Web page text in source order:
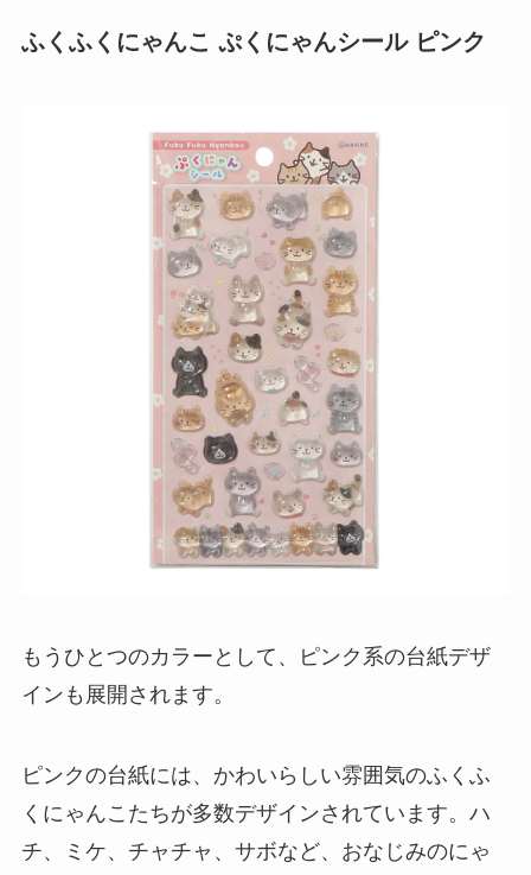
ふくふくにゃんこ ぷくにゃんシール ピンク
もうひとつのカラーとして、ピンク系の台紙デザ
インも展開されます。
ピンクの台紙には、かわいらしい雰囲気のふくふ
くにゃんこたちが多数デザインされています。ハ
チ、ミケ、チャチャ、サボなど、おなじみのにゃ